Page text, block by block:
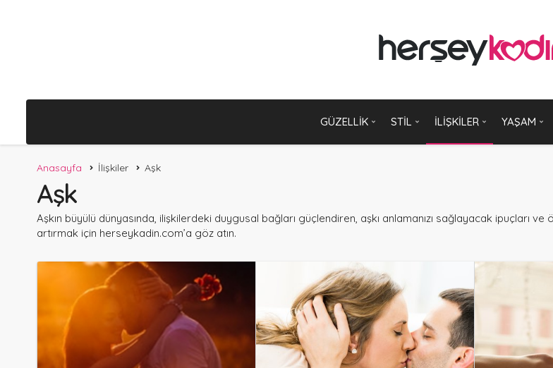
GÜZELLIK STIL İLIŞKILER YAŞAM
Anasayfa İlişkiler Aşk
Aşk
Aşkın büyülü dünyasında, ilişkilerdeki duygusal bağları güçlendiren, aşkı anlamanızı sağlayacak ipuçları
artırmak için herseykadin.com’a göz atın.